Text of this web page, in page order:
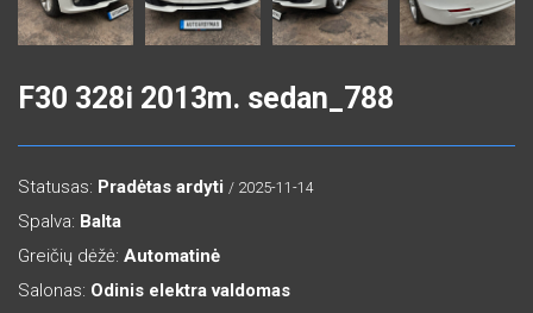
F30 328i 2013m. sedan_788
Statusas: Pradėtas ardyti / 2025-11-14
Spalva: Balta
Greičių dėžė: Automatinė
Salonas: Odinis elektra valdomas